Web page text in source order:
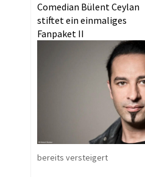
Comedian Bülent Ceylan
stiftet ein einmaliges
Fanpaket II
bereits versteigert